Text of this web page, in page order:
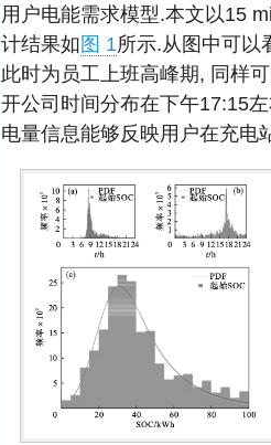
用户电能需求模型.本文以15
计结果如图 1所示.从图中可以
此时为员工上班高峰期, 同样
开公司时间分布在下午17:15
电量信息能够反映用户在充电